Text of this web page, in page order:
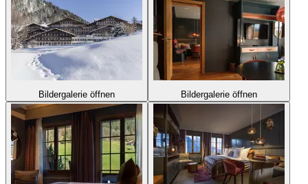
Bildergalerie öffnen Bildergalerie öffnen